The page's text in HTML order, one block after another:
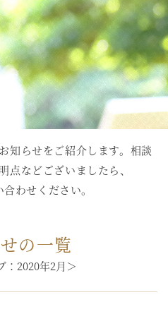
知らせをご紹介します。相談
点などございましたら、
わせください。
の一覧
：2020年2月＞